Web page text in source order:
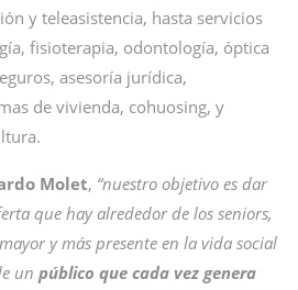
y teleasistencia, hasta servicios
fisioterapia, odontología, óptica
asesoría jurídica,
de vivienda, cohuosing, y
Molet, “nuestro objetivo es dar
que hay alrededor de los seniors,
y más presente en la vida social
un público que cada vez genera